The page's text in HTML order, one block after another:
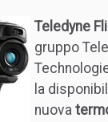
Teledyne
gruppo
la
nuova